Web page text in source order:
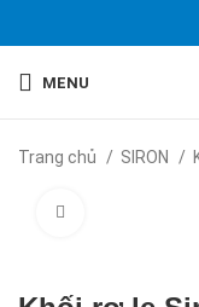
MENU
Trang chủ SIRON